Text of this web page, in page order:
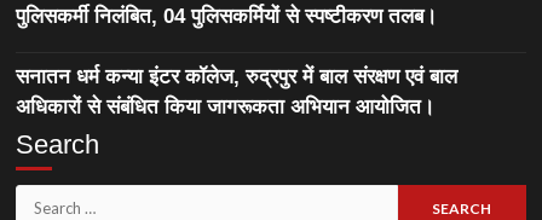
पुलिसकर्मी निलंबित, 04 पुलिसकर्मियों से स्पष्टीकरण तलब।
सनातन धर्म कन्या इंटर कॉलेज, रुद्रपुर में बाल संरक्षण एवं बाल
अधिकारों से संबंधित किया जागरूकता अभियान आयोजित।
Search
Search